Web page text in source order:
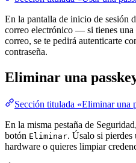
En la pantalla de inicio de sesión
correo electrónico — si tienes una
correo, se te pedirá autenticarte
contraseña.
Eliminar una
Sección titulada «Eliminar una
En la misma pestaña de
botón Eliminar. Úsalo si
hardware o quieres limpiar